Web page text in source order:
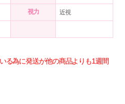
視力 近視
る為に発送が他の商品よりも1週間